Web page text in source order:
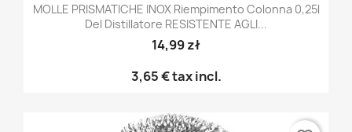
MOLLE PRISMATICHE INOX Riempimento Colonna 0,25l
Del Distillatore RESISTENTE AGLI...
14,99 zł
3,65 €tax incl.